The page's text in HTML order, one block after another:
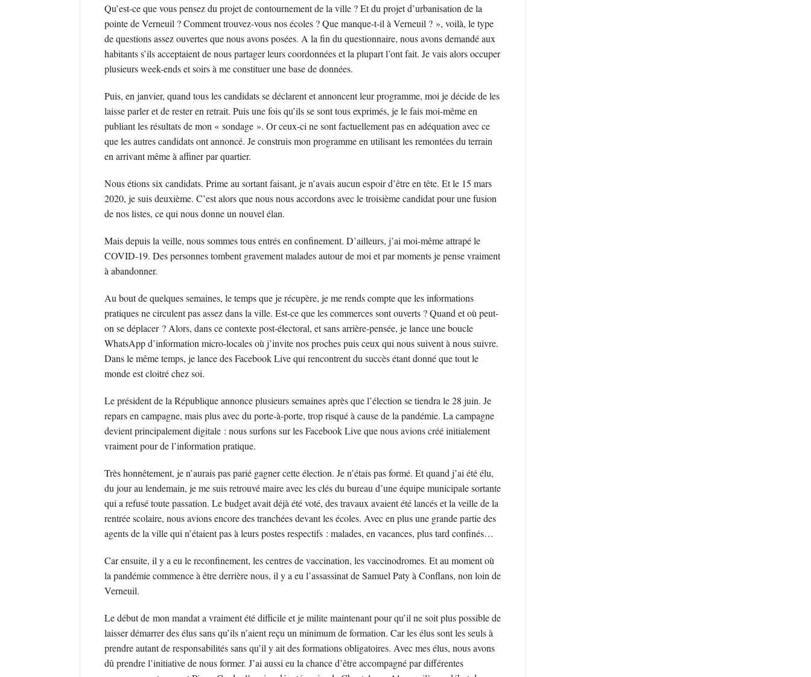
Qu’est-ce que vous pensez du projet de contournement de la ville ? Et du projet d’urbanisation de la
pointe de Verneuil ? Comment trouvez-vous nos écoles ? Que manque-t-il à Verneuil ? », voilà, le type
de questions assez ouvertes que nous avons posées. A la fin du questionnaire, nous avons demandé aux
habitants s’ils acceptaient de nous partager leurs coordonnées et la plupart l’ont fait. Je vais alors occuper
plusieurs week-ends et soirs à me constituer une base de données.
Puis, en janvier, quand tous les candidats se déclarent et annoncent leur programme, moi je décide de les
laisse parler et de rester en retrait. Puis une fois qu’ils se sont tous exprimés, je le fais moi-même en
publiant les résultats de mon « sondage ». Or ceux-ci ne sont factuellement pas en adéquation avec ce
que les autres candidats ont annoncé. Je construis mon programme en utilisant les remontées du terrain
en arrivant même à affiner par quartier.
Nous étions six candidats. Prime au sortant faisant, je n’avais aucun espoir d’être en tête. Et le 15 mars
2020, je suis deuxième. C’est alors que nous nous accordons avec le troisième candidat pour une fusion
de nos listes, ce qui nous donne un nouvel élan.
Mais depuis la veille, nous sommes tous entrés en confinement. D’ailleurs, j’ai moi-même attrapé le
COVID-19. Des personnes tombent gravement malades autour de moi et par moments je pense vraiment
à abandonner.
Au bout de quelques semaines, le temps que je récupère, je me rends compte que les informations
pratiques ne circulent pas assez dans la ville. Est-ce que les commerces sont ouverts ? Quand et où peut-
on se déplacer ? Alors, dans ce contexte post-électoral, et sans arrière-pensée, je lance une boucle
WhatsApp d’information micro-locales où j’invite nos proches puis ceux qui nous suivent à nous suivre.
Dans le même temps, je lance des Facebook Live qui rencontrent du succès étant donné que tout le
monde est cloitré chez soi.
Le président de la République annonce plusieurs semaines après que l’élection se tiendra le 28 juin. Je
repars en campagne, mais plus avec du porte-à-porte, trop risqué à cause de la pandémie. La campagne
devient principalement digitale : nous surfons sur les Facebook Live que nous avions créé initialement
vraiment pour de l’information pratique.
Très honnêtement, je n’aurais pas parié gagner cette élection. Je n’étais pas formé. Et quand j’ai été élu,
du jour au lendemain, je me suis retrouvé maire avec les clés du bureau d’une équipe municipale sortante
qui a refusé toute passation. Le budget avait déjà été voté, des travaux avaient été lancés et la veille de la
rentrée scolaire, nous avions encore des tranchées devant les écoles. Avec en plus une grande partie des
agents de la ville qui n’étaient pas à leurs postes respectifs : malades, en vacances, plus tard confinés…
Car ensuite, il y a eu le reconfinement, les centres de vaccination, les vaccinodromes. Et au moment où
la pandémie commence à être derrière nous, il y a eu l’assassinat de Samuel Paty à Conflans, non loin de
Verneuil.
Le début de mon mandat a vraiment été difficile et je milite maintenant pour qu’il ne soit plus possible de
laisser démarrer des élus sans qu’ils n’aient reçu un minimum de formation. Car les élus sont les seuls à
prendre autant de responsabilités sans qu’il y ait des formations obligatoires. Avec mes élus, nous avons
dû prendre l’initiative de nous former. J’ai aussi eu la chance d’être accompagné par différentes